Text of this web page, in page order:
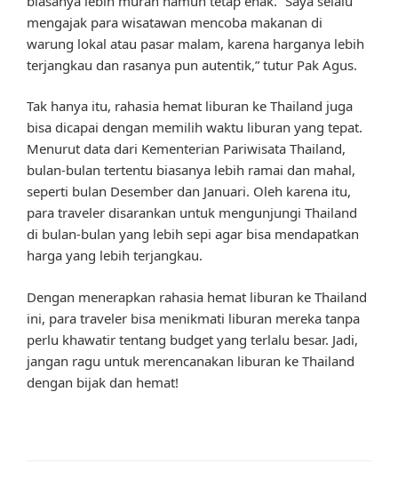
mengajak para wisatawan mencoba makanan di
warung lokal atau pasar malam, karena harganya lebih
terjangkau dan rasanya pun autentik,” tutur Pak Agus.
Tak hanya itu, rahasia hemat liburan ke Thailand juga
bisa dicapai dengan memilih waktu liburan yang tepat.
Menurut data dari Kementerian Pariwisata Thailand,
bulan-bulan tertentu biasanya lebih ramai dan mahal,
seperti bulan Desember dan Januari. Oleh karena itu,
para traveler disarankan untuk mengunjungi Thailand
di bulan-bulan yang lebih sepi agar bisa mendapatkan
harga yang lebih terjangkau.
Dengan menerapkan rahasia hemat liburan ke Thailand
ini, para traveler bisa menikmati liburan mereka tanpa
perlu khawatir tentang budget yang terlalu besar. Jadi,
jangan ragu untuk merencanakan liburan ke Thailand
dengan bijak dan hemat!